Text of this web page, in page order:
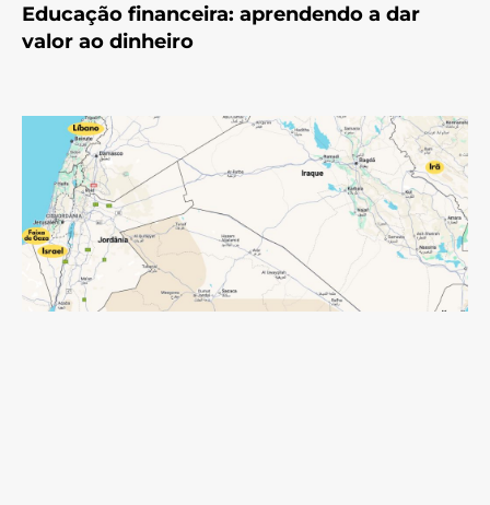
Educação financeira: aprendendo a dar
valor ao dinheiro